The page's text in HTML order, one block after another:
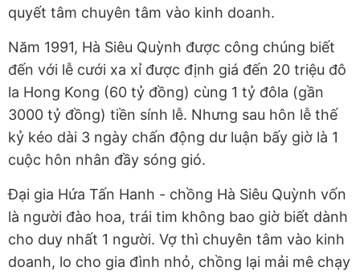
quyết tâm chuyên tâm vào kinh doanh.
Năm 1991, Hà Siêu Quỳnh được công chúng biết
đến với lễ cưới xa xỉ được định giá đến 20 triệu đô
la Hong Kong (60 tỷ đồng) cùng 1 tỷ đôla (gần
3000 tỷ đồng) tiền sính lễ. Nhưng sau hôn lễ thế
kỷ kéo dài 3 ngày chấn động dư luận bấy giờ là 1
cuộc hôn nhân đầy sóng gió.
Đại gia Hứa Tấn Hanh - chồng Hà Siêu Quỳnh vốn
là người đào hoa, trái tim không bao giờ biết dành
cho duy nhất 1 người. Vợ thì chuyên tâm vào kinh
doanh, lo cho gia đình nhỏ, chồng lại mải mê chạy